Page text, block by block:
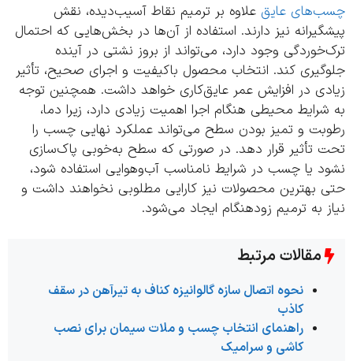
عایق علاوه بر ترمیم نقاط آسیب‌دیده، نقش
نیز دارند. استفاده از آن‌ها در بخش‌هایی که احتمال
وجود دارد، می‌تواند از بروز نشتی در آینده
کند. انتخاب محصول باکیفیت و اجرای صحیح، تأثیر
در افزایش عمر عایق‌کاری خواهد داشت. همچنین توجه
محیطی هنگام اجرا اهمیت زیادی دارد، زیرا دما،
و تمیز بودن سطح می‌تواند عملکرد نهایی چسب را
تأثیر قرار دهد. در صورتی که سطح به‌خوبی پاک‌سازی
یا چسب در شرایط نامناسب آب‌وهوایی استفاده شود،
بهترین محصولات نیز کارایی مطلوبی نخواهند داشت و
به ترمیم زودهنگام ایجاد می‌شود.
مقالات مرتبط
نحوه اتصال سازه گالوانیزه کناف به تیرآهن در سقف
کاذب
راهنمای انتخاب چسب و ملات سیمان برای نصب
کاشی و سرامیک